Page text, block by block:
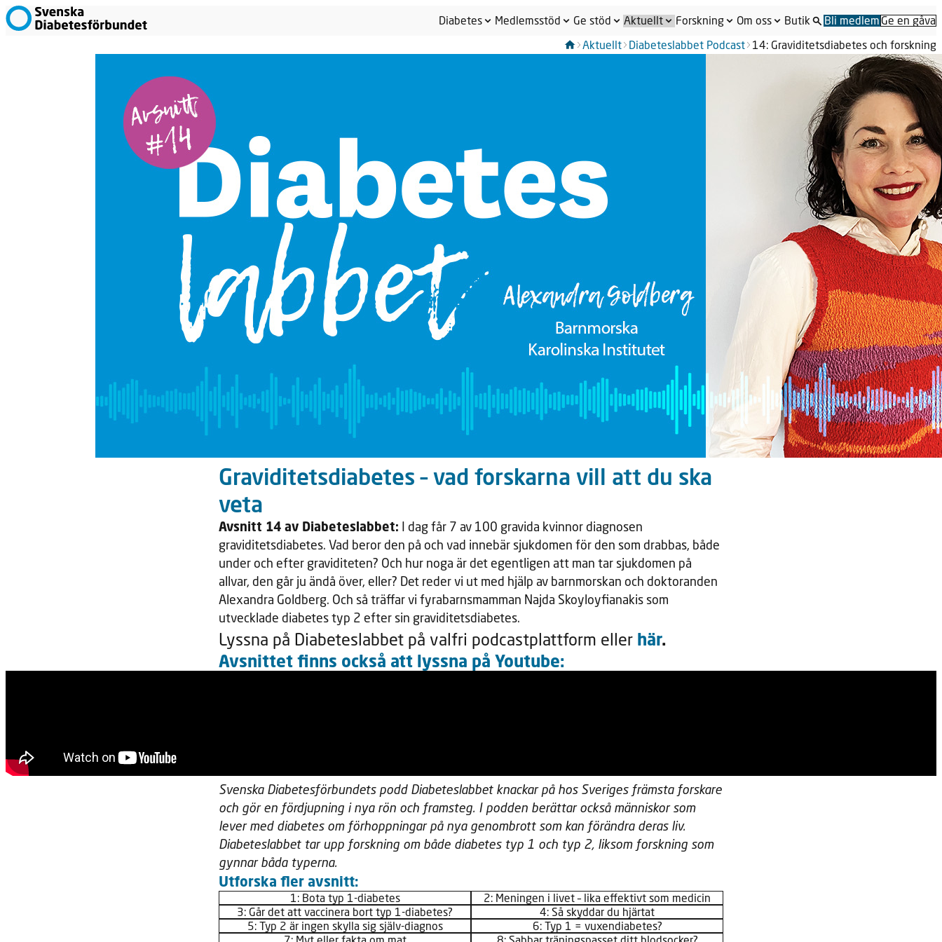
Diabetes Medlemsstöd Ge stöd Aktuellt Forskning Om oss Butik Bli medlem Ge en gåva
Aktuellt
Diabeteslabbet Podcast 14: Graviditetsdiabetes och forskning
Graviditetsdiabetes – vad forskarna vill att du ska
veta
Avsnitt 14 av Diabeteslabbet: I dag får 7 av 100 gravida kvinnor diagnosen
graviditetsdiabetes. Vad beror den på och vad innebär sjukdomen för den som drabbas, både
under och efter graviditeten? Och hur noga är det egentligen att man tar sjukdomen på
allvar, den går ju ändå över, eller? Det reder vi ut med hjälp av barnmorskan och doktoranden
Alexandra Goldberg. Och så träffar vi fyrabarnsmamman Najda Skoyloyfianakis som
utvecklade diabetes typ 2 efter sin graviditetsdiabetes.
Lyssna på Diabeteslabbet på valfri podcastplattform eller här.
Avsnittet finns också att lyssna på Youtube:
Svenska Diabetesförbundets podd Diabeteslabbet knackar på hos Sveriges främsta forskare
och gör en fördjupning i nya rön och framsteg. I podden berättar också människor som
lever med diabetes om förhoppningar på nya genombrott som kan förändra deras liv.
Diabeteslabbet tar upp forskning om både diabetes typ 1 och typ 2, liksom forskning som
gynnar båda typerna.
Utforska fler avsnitt:
1: Bota typ 1-diabetes
2: Meningen i livet – lika effektivt som medicin
3: Går det att vaccinera bort typ 1-diabetes?
4: Så skyddar du hjärtat
5: Typ 2 är ingen skylla sig själv-diagnos
6: Typ 1 = vuxendiabetes?